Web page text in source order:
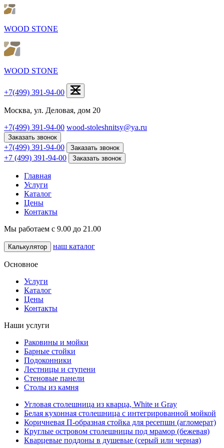
WOOD STONE
WOOD STONE
+7(499) 391-94-00
Москва, ул. Деловая, дом 20
+7(499) 391-94-00 wood-stoleshnitsy@ya.ru
Заказать звонок
+7(499) 391-94-00 Заказать звонок
+7 (499) 391-94-00 Заказать звонок
Главная
Услуги
Каталог
Цены
Контакты
Мы работаем с 9.00 до 21.00
Калькулятор наш каталог
Основное
Услуги
Каталог
Цены
Контакты
Наши услуги
Раковины и мойки
Барные стойки
Подоконники
Лестницы и ступени
Стеновые панели
Столы из камня
Угловая столешница из кварца, White и Gray
Белая кухонная столешница с интегрированной мойкой
Коричневая П-образная стойка для ресепшн (агломерат)
Круглые островом столешницы под мрамор (бежевая)
Кварцевые поддоны в душевые (серый или черная)